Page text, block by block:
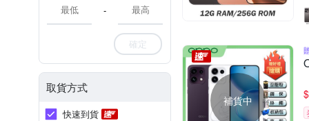
-
確定
取貨方式
快速到貨
補貨中 $